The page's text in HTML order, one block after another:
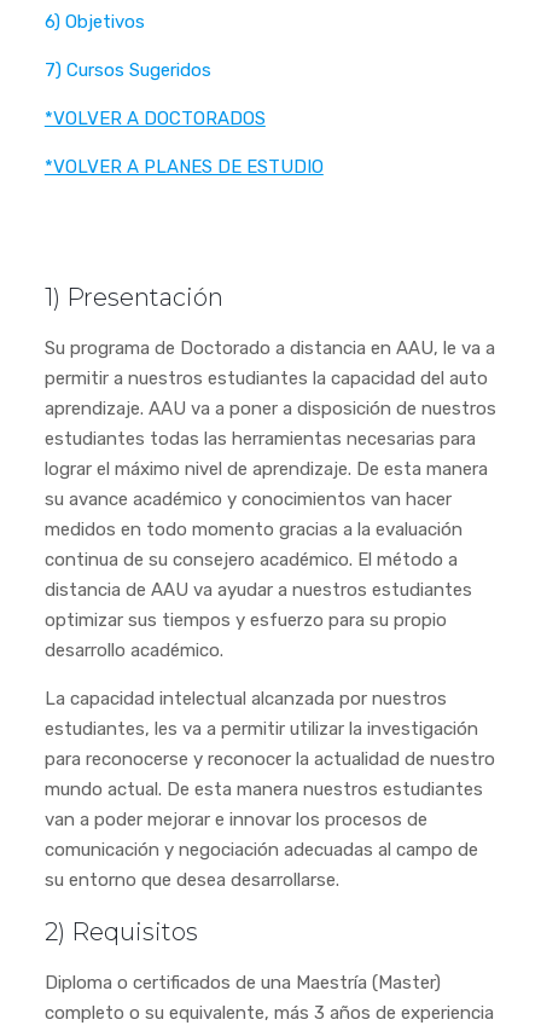
6) Objetivos
7) Cursos Sugeridos
*VOLVER A DOCTORADOS
*VOLVER A PLANES DE ESTUDIO
1) Presentación
Su programa de Doctorado a distancia en AAU, le va a
permitir a nuestros estudiantes la capacidad del auto
aprendizaje. AAU va a poner a disposición de nuestros
estudiantes todas las herramientas necesarias para
lograr el máximo nivel de aprendizaje. De esta manera
su avance académico y conocimientos van hacer
medidos en todo momento gracias a la evaluación
continua de su consejero académico. El método a
distancia de AAU va ayudar a nuestros estudiantes
optimizar sus tiempos y esfuerzo para su propio
desarrollo académico.
La capacidad intelectual alcanzada por nuestros
estudiantes, les va a permitir utilizar la investigación
para reconocerse y reconocer la actualidad de nuestro
mundo actual. De esta manera nuestros estudiantes
van a poder mejorar e innovar los procesos de
comunicación y negociación adecuadas al campo de
su entorno que desea desarrollarse.
2) Requisitos
Diploma o certificados de una Maestría (Master)
completo o su equivalente, más 3 años de experiencia